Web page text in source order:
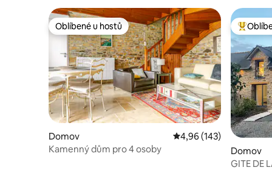
Oblíbené u hostů
Oblíbené u hostů
Domov Průměrné hodnocení
4,96 (143)
Kamenný dům pro 4 osoby
Domov
GITE DE